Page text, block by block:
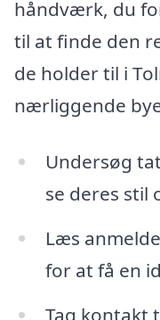
håndværk, du
til at finde den
de holder til i
nærliggende
Undersøg
se deres stil
Læs
for at få en
Tag kontakt